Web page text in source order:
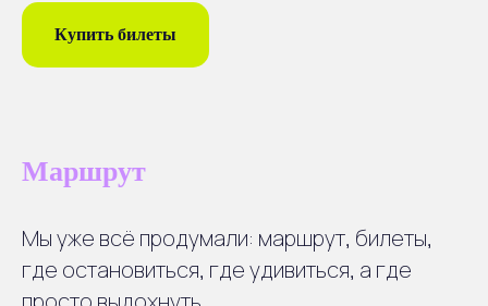
Купить билеты
Маршрут
Мы уже всё продумали: маршрут, билеты,
где остановиться, где удивиться, а где
Саперное
5
Храм св. апостола Андрея